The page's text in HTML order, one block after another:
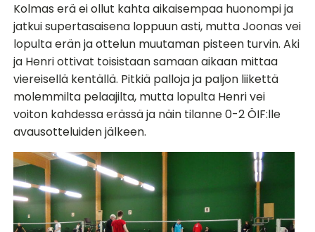
Kolmas erä ei ollut kahta aikaisempaa huonompi ja
jatkui supertasaisena loppuun asti, mutta Joonas vei
lopulta erän ja ottelun muutaman pisteen turvin. Aki
ja Henri ottivat toisistaan samaan aikaan mittaa
viereisellä kentällä. Pitkiä palloja ja paljon liikettä
molemmilta pelaajilta, mutta lopulta Henri vei
voiton kahdessa erässä ja näin tilanne 0-2 ÖIF:lle
avausotteluiden jälkeen.